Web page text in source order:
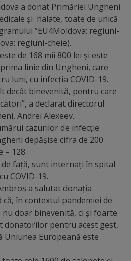
a donat Primăriei Ungheni
și halate, toate de unică
”EU4Moldova: regiuni-
regiuni-cheie).
de 168 mii 800 lei și este
linie din Ungheni, care
luni, cu infecția COVID-19.
decât binevenită, pentru care
a declarat directorul
Andrei Alexeev.
cazurilor de infecție
depășise cifra de 200
– 128.
față, sunt internați în spital
COVID-19.
a salutat donația
în contextul pandemiei de
nu doar binevenită, ci și foarte
donatorilor pentru acest gest,
Uniunea Europeană este